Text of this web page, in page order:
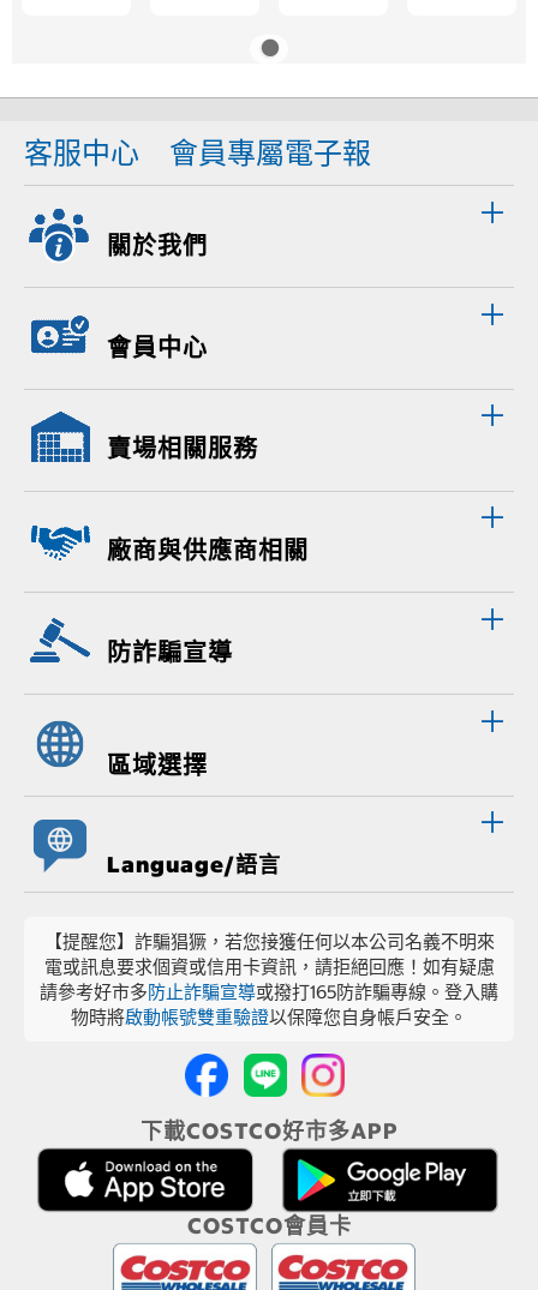
客服中心 會員專屬電子報
關於我們
會員中心
賣場相關服務
廠商與供應商相關
防詐騙宣導
區域選擇
Language/語言
【提醒您】詐騙猖獗，若您接獲任何以本公司名義不明來
電或訊息要求個資或信用卡資訊，請拒絕回應！如有疑慮
請參考好市多防止詐騙宣導或撥打165防詐騙專線。登入購
物時將啟動帳號雙重驗證以保障您自身帳戶安全。
下載COSTCO好市多APP
COSTCO會員卡